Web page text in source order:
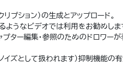
リプション）の生成とアップロード。
ようなビデオでは利用をお勧めしま
ター編集・参照のためのドロワーが
イズとして扱われます）抑制機能の